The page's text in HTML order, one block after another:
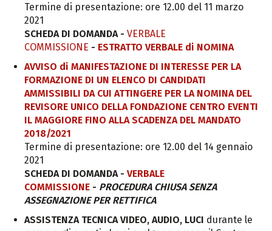
Termine di presentazione: ore 12.00 del 11 marzo
2021
SCHEDA DI DOMANDA- VERBALE
COMMISSIONE - ESTRATTO VERBALE di NOMINA
AVVISO di MANIFESTAZIONE DI INTERESSE PER LA
FORMAZIONE DI UN ELENCO DI CANDIDATI
AMMISSIBILI DA CUI ATTINGERE PER LA NOMINA DEL
REVISORE UNICO DELLA FONDAZIONE CENTRO EVENTI
IL MAGGIORE FINO ALLA SCADENZA DEL MANDATO
2018/2021
Termine di presentazione: ore 12.00 del 14 gennaio
2021
SCHEDA DI DOMANDA - VERBALE
COMMISSIONE - PROCEDURA CHIUSA SENZA
ASSEGNAZIONE PER RETTIFICA
ASSISTENZA TECNICA VIDEO, AUDIO, LUCI durante le